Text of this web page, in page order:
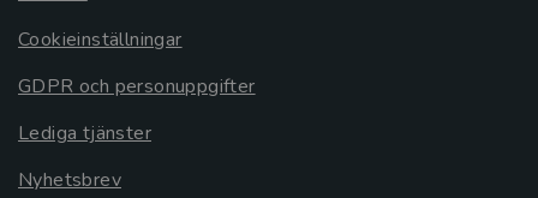
Cookieinställningar
GDPR och personuppgifter
Lediga tjänster
Nyhetsbrev